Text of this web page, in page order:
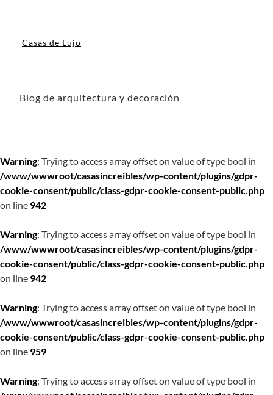
Casas de Lujo
Blog de arquitectura y decoración
Warning: Trying to access array offset on value of type bool in
/www/wwwroot/casasincreibles/wp-content/plugins/gdpr-
cookie-consent/public/class-gdpr-cookie-consent-public.php
on line 942
Warning: Trying to access array offset on value of type bool in
/www/wwwroot/casasincreibles/wp-content/plugins/gdpr-
cookie-consent/public/class-gdpr-cookie-consent-public.php
on line 942
Warning: Trying to access array offset on value of type bool in
/www/wwwroot/casasincreibles/wp-content/plugins/gdpr-
cookie-consent/public/class-gdpr-cookie-consent-public.php
on line 959
Warning: Trying to access array offset on value of type bool in